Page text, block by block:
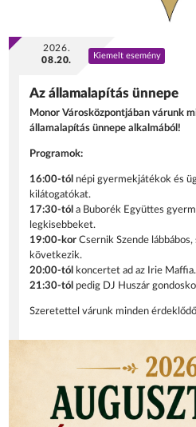
2026.
08.20.
Kiemelt esemény
Az államalapítás ünnepe
Monor Városközpontjában várunk
államalapítás ünnepe alkalmából!
Programok:
16:00-tól népi gyermekjátékok és
kilátogatókat.
17:30-tól a Buborék Együttes
legkisebbeket.
19:00-korCsernik Szende
következik.
20:00-tól
koncertet ad az Irie Maffia.
21:30-tól pedig DJ Huszár
Szeretettel várunk minden